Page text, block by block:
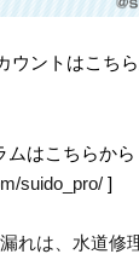
ントはこちら
はこちらから
suido_pro/ ]
れは、水道修